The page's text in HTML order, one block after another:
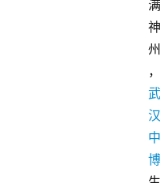
满
神
州
，
武
汉
中
博